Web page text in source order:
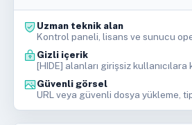
Uzman teknik alan
Kontrol paneli, lisans ve sunucu
Gizli içerik
[HIDE] alanları girişsiz kullanıcılara
Güvenli görsel
URL veya güvenli dosya yükleme,